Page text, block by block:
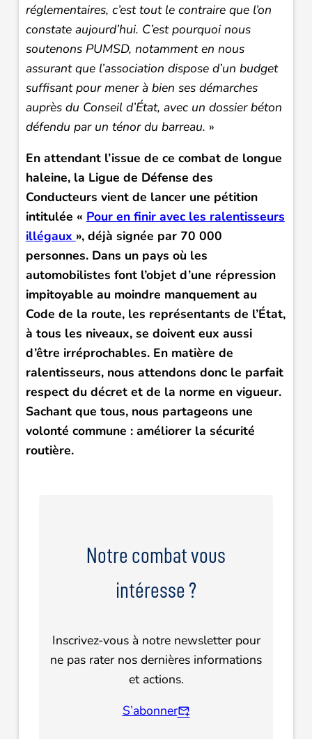
réglementaires, c’est tout le contraire que l’on
constate aujourd’hui. C’est pourquoi nous
soutenons PUMSD, notamment en nous
assurant que l’association dispose d’un budget
suffisant pour mener à bien ses démarches
auprès du Conseil d’État, avec un dossier béton
défendu par un ténor du barreau. »
En attendant l’issue de ce combat de longue
haleine, la Ligue de Défense des
Conducteurs vient de lancer une pétition
intitulée « Pour en finir avec les ralentisseurs
illégaux », déjà signée par 70 000
personnes. Dans un pays où les
automobilistes font l’objet d’une répression
impitoyable au moindre manquement au
Code de la route, les représentants de l’État,
à tous les niveaux, se doivent eux aussi
d’être irréprochables. En matière de
ralentisseurs, nous attendons donc le parfait
respect du décret et de la norme en vigueur.
Sachant que tous, nous partageons une
volonté commune : améliorer la sécurité
routière.
Notre combat vous
intéresse ?
Inscrivez-vous à notre newsletter pour
ne pas rater nos dernières informations
et actions.
S’abonner